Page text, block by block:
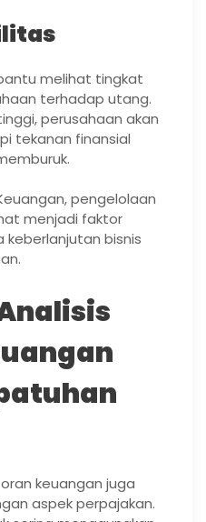
melihat tingkat
terhadap utang.
perusahaan akan
tekanan finansial
pengelolaan
menjadi faktor
bisnis
keuangan juga
aspek perpajakan.